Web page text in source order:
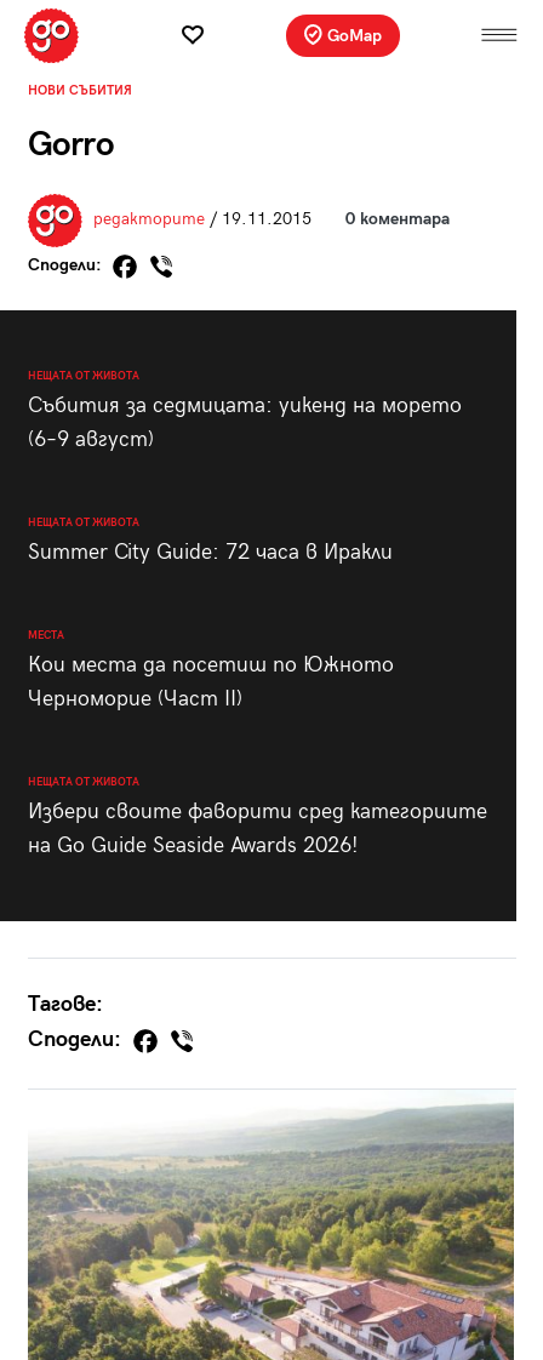
GoMap
НОВИ СЪБИТИЯ
Gorro
редакторите/ 19.11.2015 0 коментара
Сподели:
НЕЩАТА ОТ ЖИВОТА
Събития за седмицата: уикенд на морето
(6–9 август)
НЕЩАТА ОТ ЖИВОТА
Summer City Guide: 72 часа в Иракли
МЕСТА
Кои места да посетиш по Южното
Черноморие (Част II)
НЕЩАТА ОТ ЖИВОТА
Избери своите фаворити сред категориите
на Go Guide Seaside Awards 2026!
Тагове:
Сподели: